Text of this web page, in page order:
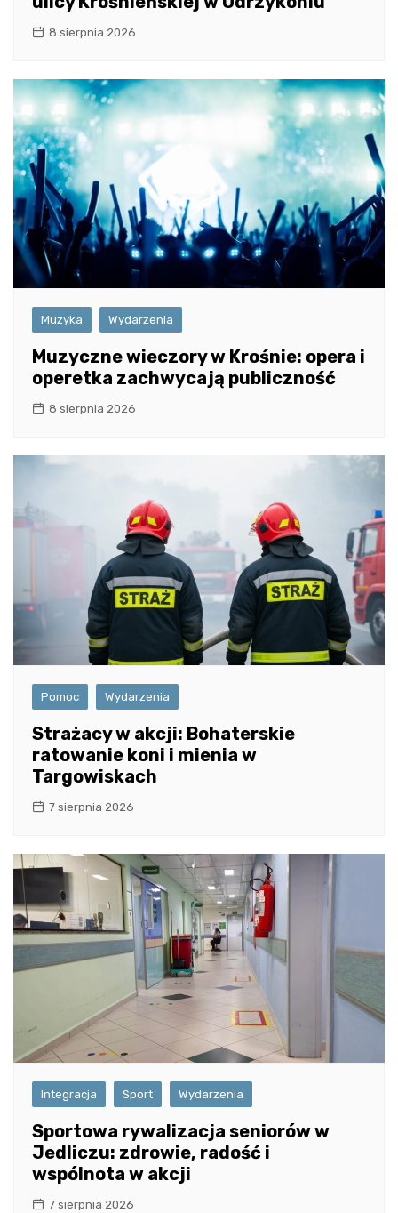
8 sierpnia 2026
Muzyka Wydarzenia
Muzyczne wieczory w Krośnie: opera i
operetka zachwycają publiczność
8 sierpnia 2026
Pomoc Wydarzenia
Strażacy w akcji: Bohaterskie
ratowanie koni i mienia w
Targowiskach
7 sierpnia 2026
Integracja Sport Wydarzenia
Sportowa rywalizacja seniorów w
Jedliczu: zdrowie, radość i
wspólnota w akcji
7 sierpnia 2026